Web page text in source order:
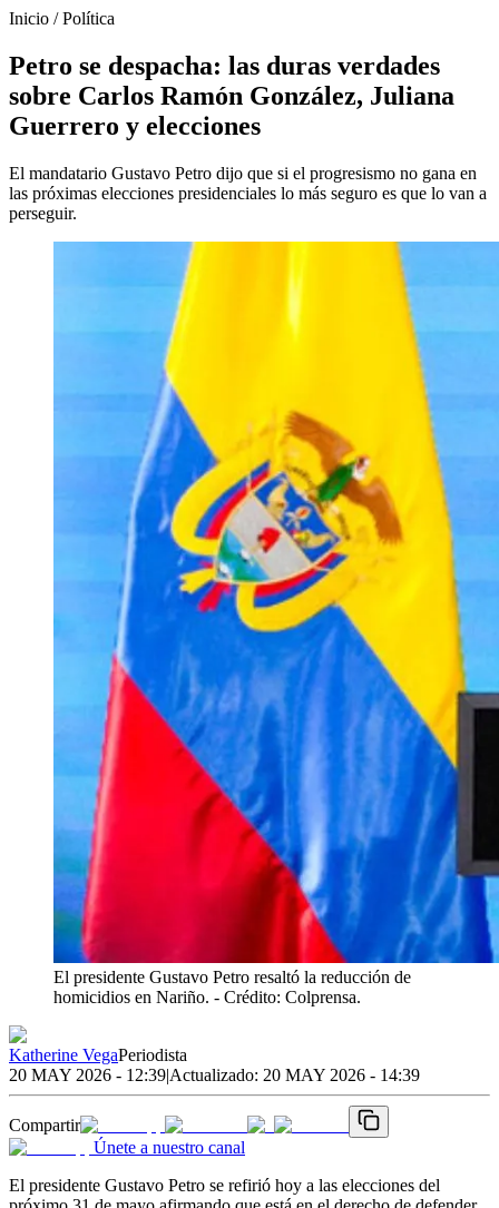
Inicio /Política
Petro se despacha: las duras verdades
sobre Carlos Ramón González, Juliana
Guerrero y elecciones
El mandatario Gustavo Petro dijo que si el progresismo no gana en
las próximas elecciones presidenciales lo más seguro es que lo van a
perseguir.
El presidente Gustavo Petro resaltó la reducción de
homicidios en Nariño. - Crédito: Colprensa.
Katherine VegaPeriodista
20 MAY 2026 - 12:39|Actualizado: 20 MAY 2026 - 14:39
Compartir
Únete a nuestro canal
El presidente Gustavo Petro se refirió hoy a las elecciones del